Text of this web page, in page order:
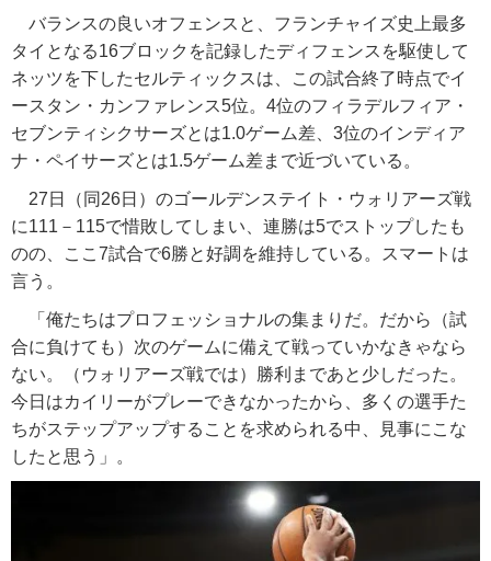
バランスの良いオフェンスと、フランチャイズ史上最多
タイとなる16ブロックを記録したディフェンスを駆使して
ネッツを下したセルティックスは、この試合終了時点でイ
ースタン・カンファレンス5位。4位のフィラデルフィア・
セブンティシクサーズとは1.0ゲーム差、3位のインディア
ナ・ペイサーズとは1.5ゲーム差まで近づいている。
27日（同26日）のゴールデンステイト・ウォリアーズ戦
に111－115で惜敗してしまい、連勝は5でストップしたも
のの、ここ7試合で6勝と好調を維持している。スマートは
言う。
「俺たちはプロフェッショナルの集まりだ。だから（試
合に負けても）次のゲームに備えて戦っていかなきゃなら
ない。（ウォリアーズ戦では）勝利まであと少しだった。
今日はカイリーがプレーできなかったから、多くの選手た
ちがステップアップすることを求められる中、見事にこな
したと思う」。